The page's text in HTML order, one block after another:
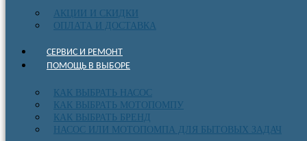
АКЦИИ И СКИДКИ
ОПЛАТА И ДОСТАВКА
СЕРВИС И РЕМОНТ
ПОМОЩЬ В ВЫБОРЕ
КАК ВЫБРАТЬ НАСОС
КАК ВЫБРАТЬ МОТОПОМПУ
КАК ВЫБРАТЬ БРЕНД
НАСОС ИЛИ МОТОПОМПА ДЛЯ БЫТОВЫХ ЗАДАЧ